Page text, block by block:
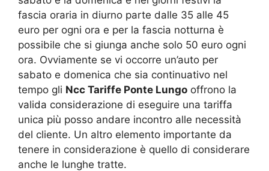
fascia oraria in diurno parte dalle 35 alle 45
euro per ogni ora e per la fascia notturna è
possibile che si giunga anche solo 50 euro ogni
ora. Ovviamente se vi occorre un’auto per
sabato e domenica che sia continuativo nel
tempo gli Ncc Tariffe Ponte Lungo offrono la
valida considerazione di eseguire una tariffa
unica più posso andare incontro alle necessità
del cliente. Un altro elemento importante da
tenere in considerazione è quello di considerare
anche le lunghe tratte.